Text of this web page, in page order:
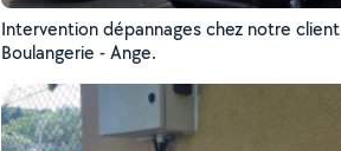
Intervention dépannages chez notre client
Boulangerie - Ange.